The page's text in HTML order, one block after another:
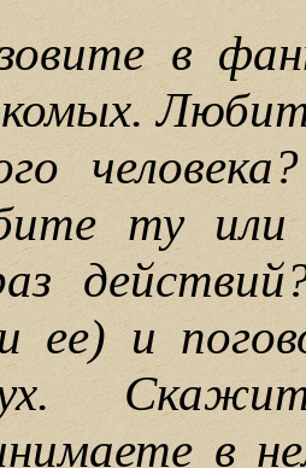
в
ту или
ее) и
в